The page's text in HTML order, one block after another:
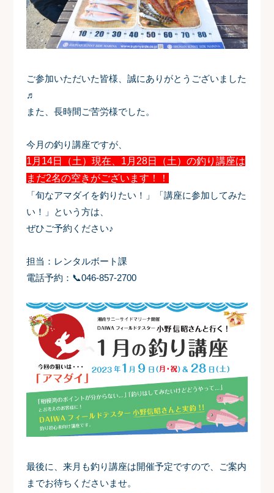
ご参加いただいた皆様、誠にありがとうございました
♬
また、長時間ご苦労様でした。
今月の釣り講座ですが、
1月14日（土）現在、1月28日（土）の釣り講座は
まだ2名の空きがございます！！
「旬なアマダイを釣りたい！」「講座に参加してみた
い！」という方は、
ぜひご予約ください♪
担当：レンタルボート課
電話予約：📞046-857-2700
最後に、来月も釣り講座は開催予定ですので、ご案内
までお待ちくださいませ。